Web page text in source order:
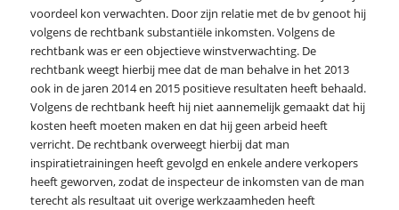
voordeel kon verwachten. Door zijn relatie met de bv genoot hij
volgens de rechtbank substantiële inkomsten. Volgens de
rechtbank was er een objectieve winstverwachting. De
rechtbank weegt hierbij mee dat de man behalve in het 2013
ook in de jaren 2014 en 2015 positieve resultaten heeft behaald.
Volgens de rechtbank heeft hij niet aannemelijk gemaakt dat hij
kosten heeft moeten maken en dat hij geen arbeid heeft
verricht. De rechtbank overweegt hierbij dat man
inspiratietrainingen heeft gevolgd en enkele andere verkopers
heeft geworven, zodat de inspecteur de inkomsten van de man
terecht als resultaat uit overige werkzaamheden heeft